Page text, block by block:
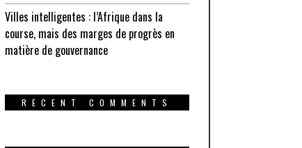
Villes intelligentes : l’Afrique dans la
course, mais des marges de progrès en
matière de gouvernance
RECENT COMMENTS